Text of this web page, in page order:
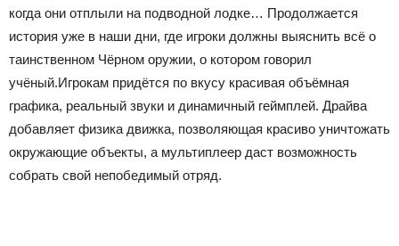
когда они отплыли на подводной лодке… Продолжается
история уже в наши дни, где игроки должны выяснить всё о
таинственном Чёрном оружии, о котором говорил
учёный.Игрокам придётся по вкусу красивая объёмная
графика, реальный звуки и динамичный геймплей. Драйва
добавляет физика движка, позволяющая красиво уничтожать
окружающие объекты, а мультиплеер даст возможность
собрать свой непобедимый отряд.